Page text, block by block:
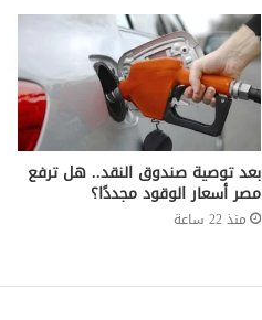
بعد توصية صندوق النقد.. هل ترفع
مصر أسعار الوقود مجددًا؟
منذ 22 ساعة